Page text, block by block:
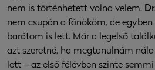
nem is történhetett volna velem.
nem csupán a főnököm, de
barátom is lett. Már a legelső
azt szeretné, ha megtanulnám
lett – az első félévben szinte